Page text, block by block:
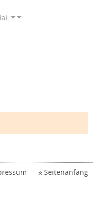
Seitenanfang